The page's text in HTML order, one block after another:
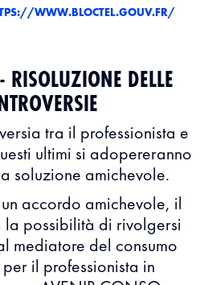
WWW.BLOCTEL.GOUV.FR/
RISOLUZIONE DELLE
tra il professionista e
ultimi si adopereranno
soluzione amichevole.
accordo amichevole, il
la possibilità di rivolgersi
mediatore del consumo
il professionista in